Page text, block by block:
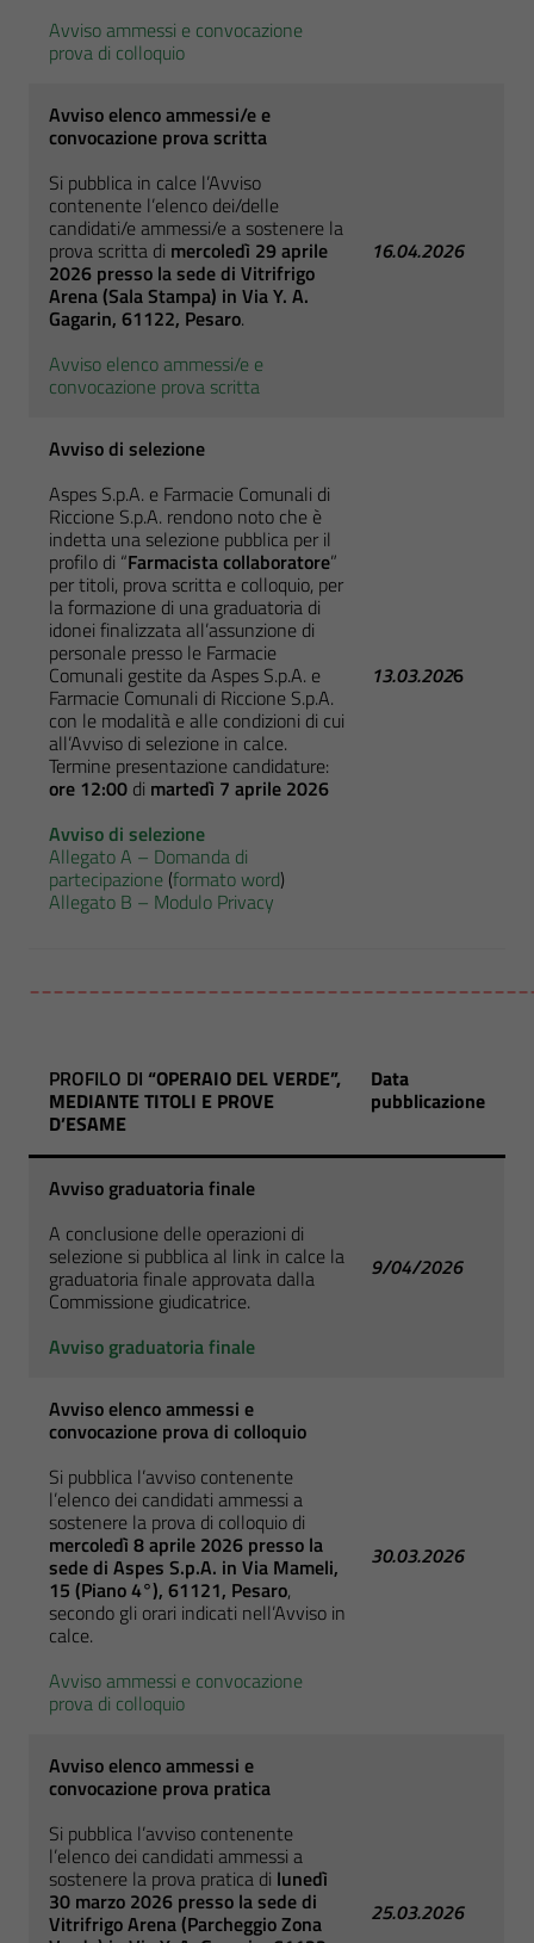
Avviso ammessi e convocazione
prova di colloquio
Avviso elenco ammessi/e e
convocazione prova scritta
Si pubblica in calce l’Avviso
contenente l’elenco dei/delle
candidati/e ammessi/e a sostenere la
prova scritta di mercoledì 29 aprile
2026 presso la sede di Vitrifrigo
Arena(Sala Stampa) in Via Y. A.
Gagarin, 61122, Pesaro.
Avviso elenco ammessi/e e
convocazione prova scritta
16.04.2026
Avviso di selezione
Aspes S.p.A. e Farmacie Comunali di
Riccione S.p.A. rendono noto che è
indetta una selezione pubblica per il
profilo di “Farmacista collaboratore”
per titoli, prova scritta e colloquio, per
la formazione di una graduatoria di
idonei finalizzata all’assunzione di
personale presso le Farmacie
Comunali gestite da Aspes S.p.A. e
Farmacie Comunali di Riccione S.p.A.
con le modalità e alle condizioni di cui
all’Avviso di selezione in calce.
Termine presentazione candidature:
ore 12:00 di martedì 7 aprile 2026
Avviso di selezione
Allegato A – Domanda di
partecipazione (formato word)
Allegato B – Modulo Privacy
13.03.2026
PROFILO DI “OPERAIO DEL VERDE”,
MEDIANTE TITOLI E PROVE
D’ESAME
Data
pubblicazione
Avviso graduatoria finale
A conclusione delle operazioni di
selezione si pubblica al link in calce la
graduatoria finale approvata dalla
Commissione giudicatrice.
Avviso graduatoria finale
9/04/2026
Avviso elenco ammessi e
convocazione prova di colloquio
Si pubblica l’avviso contenente
l’elenco dei candidati ammessi a
sostenere la prova di colloquio di
mercoledì 8 aprile 2026 presso la
sede di Aspes S.p.A. in Via Mameli,
15 (Piano 4°), 61121, Pesaro,
secondo gli orari indicati nell’Avviso in
calce.
Avviso ammessi e convocazione
prova di colloquio
30.03.2026
Avviso elenco ammessi e
convocazione prova pratica
Si pubblica l’avviso contenente
l’elenco dei candidati ammessi a
sostenere la prova pratica di lunedì
30 marzo 2026 presso la sede di
Vitrifrigo Arena(Parcheggio Zona 25.03.2026